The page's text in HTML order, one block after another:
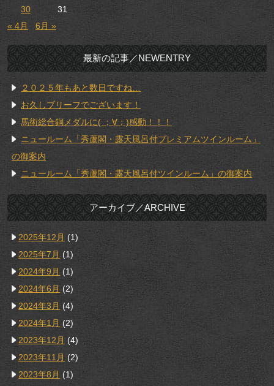
30
31
« 4月
6月 »
最新の記事／NEWENTRY
２０２５年もあと数日ですね…
お久しブリーフでございます！
馬術総合銅メダルに( ；∀；)感動！！！
ニュールーム「秀蘆閣・露天風呂付プレミアムツインルーム」
の御案内
ニュールーム「秀蘆閣・露天風呂付ツインルーム」の御案内
アーカイブ／ARCHIVE
2025年12月 (1)
2025年7月 (1)
2024年9月 (1)
2024年6月 (2)
2024年3月 (4)
2024年1月 (2)
2023年12月 (4)
2023年11月 (2)
2023年8月 (1)